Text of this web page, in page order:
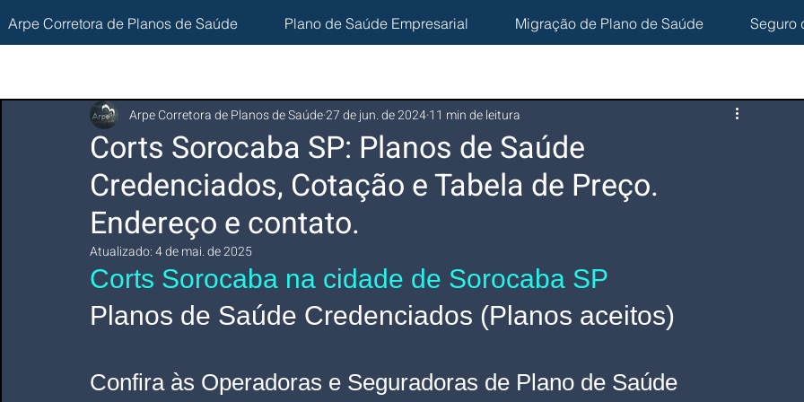
Arpe Corretora de Planos de Saúde Plano de Saúde Empresarial Migração de Plano de Saúde Seguro
Corts Sorocaba SP: Planos de Saúde
Credenciados, Cotação e Tabela de Preço.
Endereço e contato.
Arpe Corretora de Planos de Saúde27 de jun. de 202411 min de leitura
Atualizado:4 de mai. de 2025
Corts Sorocaba na cidade de Sorocaba SP
Planos de Saúde Credenciados (Planos aceitos)
Confira às Operadoras e Seguradoras de Plano de Saúde